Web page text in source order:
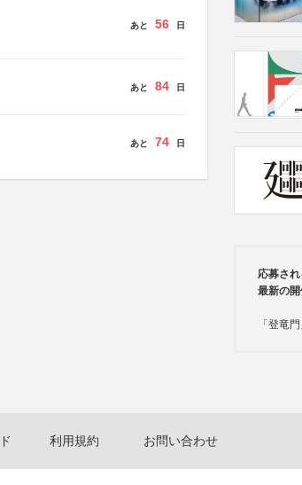
あと 56 日
あと 84 日
あと 74 日
応募さ
最新の開
「登竜
利用規約 お問い合わせ